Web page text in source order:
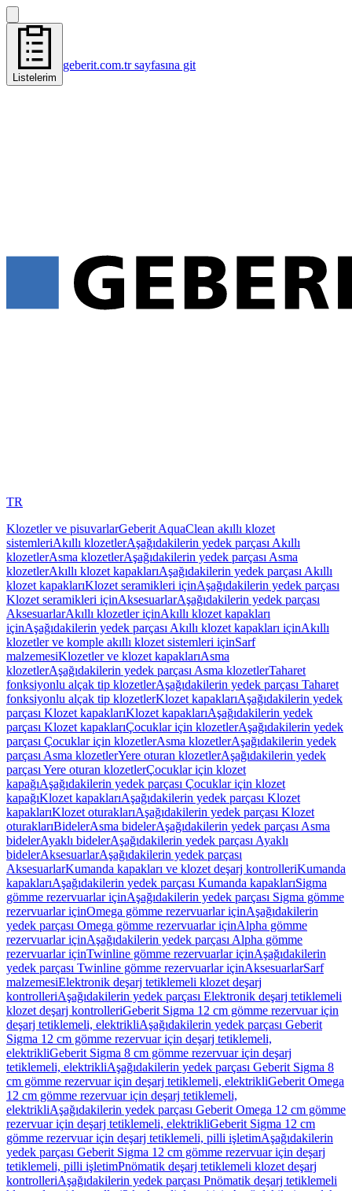
Listelerim
geberit.com.tr sayfasına git
TR
Klozetler ve pisuvarlarGeberit AquaClean akıllı klozet
sistemleriAkıllı klozetlerAşağıdakilerin yedek parçası Akıllı
klozetlerAsma klozetlerAşağıdakilerin yedek parçası Asma
klozetlerAkıllı klozet kapaklarıAşağıdakilerin yedek parçası Akıllı
klozet kapaklarıKlozet seramikleri içinAşağıdakilerin yedek parçası
Klozet seramikleri içinAksesuarlarAşağıdakilerin yedek parçası
AksesuarlarAkıllı klozetler içinAkıllı klozet kapakları
içinAşağıdakilerin yedek parçası Akıllı klozet kapakları içinAkıllı
klozetler ve komple akıllı klozet sistemleri içinSarf
malzemesiKlozetler ve klozet kapaklarıAsma
klozetlerAşağıdakilerin yedek parçası Asma klozetlerTaharet
fonksiyonlu alçak tip klozetlerAşağıdakilerin yedek parçası Taharet
fonksiyonlu alçak tip klozetlerKlozet kapaklarıAşağıdakilerin yedek
parçası Klozet kapaklarıKlozet kapaklarıAşağıdakilerin yedek
parçası Klozet kapaklarıÇocuklar için klozetlerAşağıdakilerin yedek
parçası Çocuklar için klozetlerAsma klozetlerAşağıdakilerin yedek
parçası Asma klozetlerYere oturan klozetlerAşağıdakilerin yedek
parçası Yere oturan klozetlerÇocuklar için klozet
kapağıAşağıdakilerin yedek parçası Çocuklar için klozet
kapağıKlozet kapaklarıAşağıdakilerin yedek parçası Klozet
kapaklarıKlozet oturaklarıAşağıdakilerin yedek parçası Klozet
oturaklarıBidelerAsma bidelerAşağıdakilerin yedek parçası Asma
bidelerAyaklı bidelerAşağıdakilerin yedek parçası Ayaklı
bidelerAksesuarlarAşağıdakilerin yedek parçası
AksesuarlarKumanda kapakları ve klozet deşarj kontrolleriKumanda
kapaklarıAşağıdakilerin yedek parçası Kumanda kapaklarıSigma
gömme rezervuarlar içinAşağıdakilerin yedek parçası Sigma gömme
rezervuarlar içinOmega gömme rezervuarlar içinAşağıdakilerin
yedek parçası Omega gömme rezervuarlar içinAlpha gömme
rezervuarlar içinAşağıdakilerin yedek parçası Alpha gömme
rezervuarlar içinTwinline gömme rezervuarlar içinAşağıdakilerin
yedek parçası Twinline gömme rezervuarlar içinAksesuarlarSarf
malzemesiElektronik deşarj tetiklemeli klozet deşarj
kontrolleriAşağıdakilerin yedek parçası Elektronik deşarj tetiklemeli
klozet deşarj kontrolleriGeberit Sigma 12 cm gömme rezervuar için
deşarj tetiklemeli, elektrikliAşağıdakilerin yedek parçası Geberit
Sigma 12 cm gömme rezervuar için deşarj tetiklemeli,
elektrikliGeberit Sigma 8 cm gömme rezervuar için deşarj
tetiklemeli, elektrikliAşağıdakilerin yedek parçası Geberit Sigma 8
cm gömme rezervuar için deşarj tetiklemeli, elektrikliGeberit Omega
12 cm gömme rezervuar için deşarj tetiklemeli,
elektrikliAşağıdakilerin yedek parçası Geberit Omega 12 cm gömme
rezervuar için deşarj tetiklemeli, elektrikliGeberit Sigma 12 cm
gömme rezervuar için deşarj tetiklemeli, pilli işletimAşağıdakilerin
yedek parçası Geberit Sigma 12 cm gömme rezervuar için deşarj
tetiklemeli, pilli işletimPnömatik deşarj tetiklemeli klozet deşarj
kontrolleriAşağıdakilerin yedek parçası Pnömatik deşarj tetiklemeli